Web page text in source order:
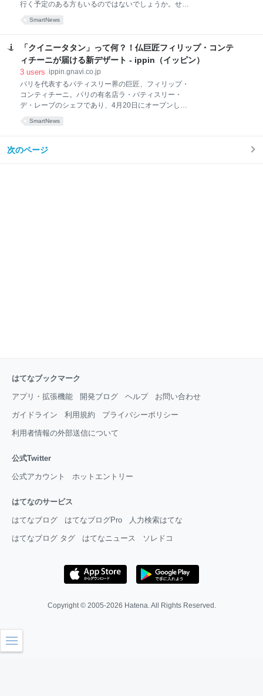
行く予定のある方もいるのではないでしょうか。せっ
焼き菓子やチョコレート、アイスキャンディーまで、
幅広いお菓子を揃えてみましたので、ぜひこの機会に
味わってみてください！ まずは、観光スポットでもあ
たします。“第15回神奈川県名菓展 お菓子コンクー
ル”にて最優秀賞を受賞しているのが、鎌倉紅谷の「ク
ルミッ子」です。クルミがぎっしりと入り、自家製の
キャラメルと混ぜ合わせてクッキーで挟んでいるお菓
の食感もたまらない贅沢な
SmartNews
「クイニータタン」って何？！仏巨匠フィリップ・コンテ
ィチーニが届ける新デザート - ippin（イッピン）
3 users ippin.gnavi.co.jp
パリを代表するパティスリー界の巨匠、フィリップ・
コンティチーニ。パリの有名店ラ・パティスリー・
デ・レーブのシェフであり、4月20日にオープンした
しました。 オープン前にご招待頂いたレセプション・
SmartNews
次のページ
はてなブックマーク
アプリ・拡張機能 開発ブログ ヘルプ お問い合わせ
ガイドライン 利用規約 プライバシーポリシー
利用者情報の外部送信について
公式Twitter
公式アカウント ホットエントリー
はてなのサービス
はてなブログ はてなブログPro 人力検索はてな
はてなブログ タグ はてなニュース ソレドコ
Copyright © 2005-2026 Hatena. All Rights Reserved.